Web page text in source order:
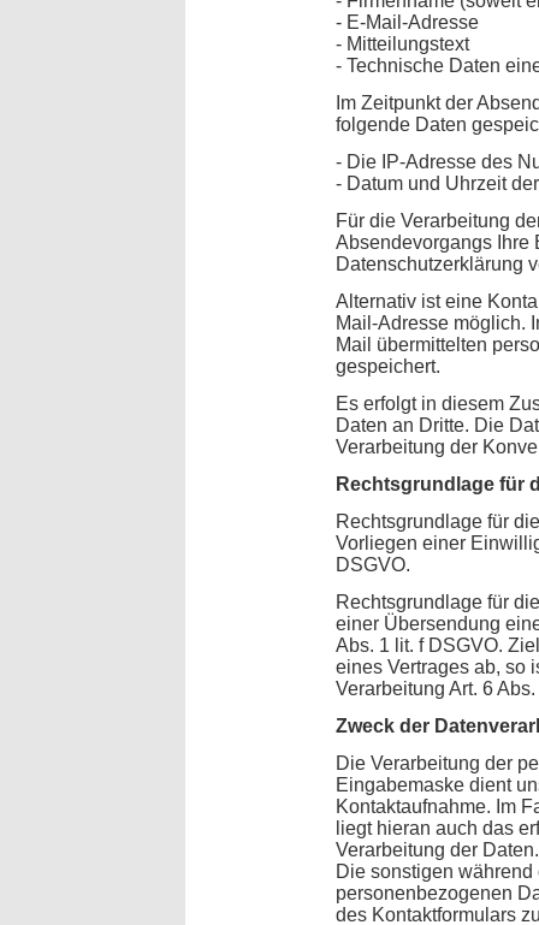
- E-Mail-Adresse
- Mitteilungstext
- Technische Daten
Im Zeitpunkt der
folgende Daten
- Die IP-Adresse des
- Datum und Uhrzeit
Für die Verarbeitung
Absendevorgangs Ihre
Datenschutzerklärung
Alternativ ist eine
Mail-Adresse möglich.
Mail übermittelten
gespeichert.
Es erfolgt in diesem
Daten an Dritte. Die
Verarbeitung der
Rechtsgrundlage für
Rechtsgrundlage für
Vorliegen einer
DSGVO.
Rechtsgrundlage für
einer Übersendung
Abs. 1 lit. f DSGVO.
eines Vertrages ab, so
Verarbeitung Art. 6
Zweck der
Die Verarbeitung der
Eingabemaske dient
Kontaktaufnahme. Im
liegt hieran auch das
Verarbeitung der Daten.
Die sonstigen
personenbezogenen
des Kontaktformulars